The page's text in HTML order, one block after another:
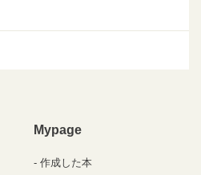
Mypage
作成した本